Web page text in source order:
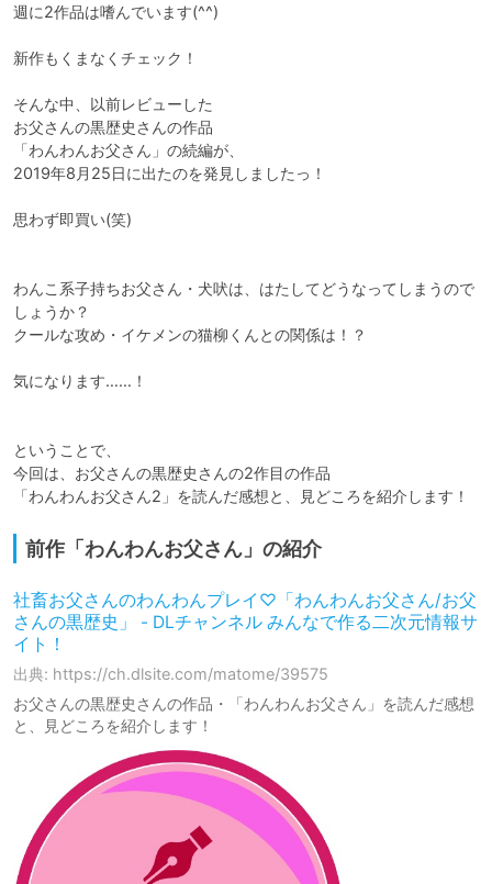
週に2作品は嗜んでいます(^^)
新作もくまなくチェック！
そんな中、以前レビューした
お父さんの黒歴史さんの作品
「わんわんお父さん」の続編が、
2019年8月25日に出たのを発見しましたっ！
思わず即買い(笑)
わんこ系子持ちお父さん・犬吠は、はたしてどうなってしまうので
しょうか？
クールな攻め・イケメンの猫柳くんとの関係は！？
気になります……！
ということで、
今回は、お父さんの黒歴史さんの2作目の作品
前作「わんわんお父さん」の紹介
社畜お父さんのわんわんプレイ♡「わんわんお父さん/お父
さんの黒歴史」 - DLチャンネル みんなで作る二次元情報サ
イト！
出典: https://ch.dlsite.com/matome/39575
お父さんの黒歴史さんの作品・「わんわんお父さん」を読んだ感想
と、見どころを紹介します！